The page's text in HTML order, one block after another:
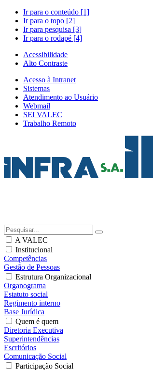
Ir para o conteúdo [1]
Ir para o topo [2]
Ir para pesquisa [3]
Ir para o rodapé [4]
Acessibilidade
Alto Contraste
Acesso à Intranet
Sistemas
Atendimento ao Usuário
Webmail
SEI VALEC
Trabalho Remoto
A VALEC
Institucional
Competências
Gestão de Pessoas
Estrutura Organizacional
Organograma
Estatuto social
Regimento interno
Base Jurídica
Quem é quem
Diretoria Executiva
Superintendências
Escritórios
Comunicação Social
Participação Social